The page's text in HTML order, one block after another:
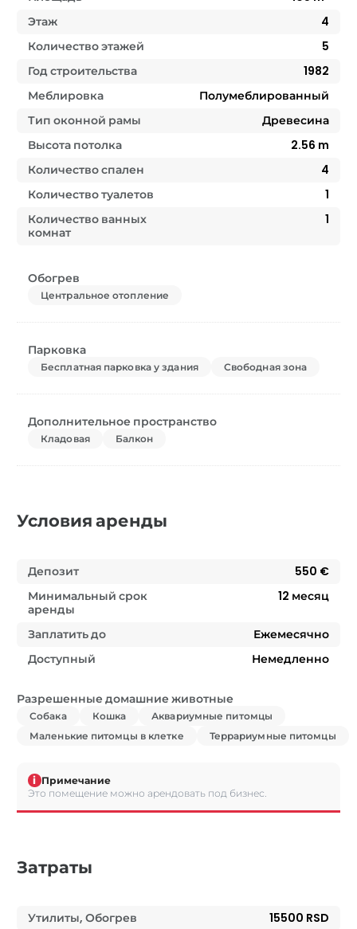
Этаж
4
Количество этажей
5
Год строительства
1982
Меблировка
Полумеблированный
Тип оконной рамы
Древесина
Высота потолка
2.56 m
Количество спален
4
Количество туалетов
1
Количество ванных
комнат
1
Обогрев
Центральное отопление
Парковка
Бесплатная парковка у здания Свободная зона
Дополнительное пространство
Кладовая Балкон
Условия аренды
Депозит
550 €
Минимальный срок
аренды
12 месяц
Заплатить до
Ежемесячно
Доступный
Немедленно
Разрешенные домашние животные
Собака Кошка
Аквариумные питомцы
Маленькие питомцы в клетке
Террариумные питомцы
i Примечание
Это помещение можно арендовать под бизнес.
Затраты
Утилиты, Обогрев 15500 RSD